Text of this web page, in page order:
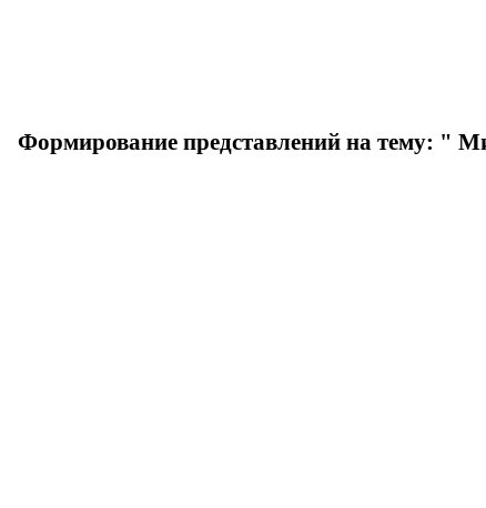
Формирование представлений на тему: "